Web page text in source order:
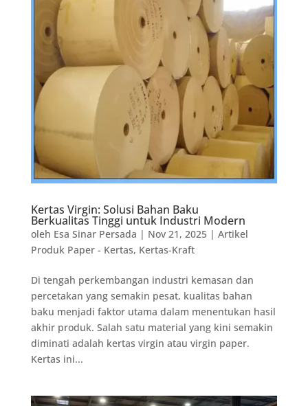
Kertas Virgin: Solusi Bahan Baku
Berkualitas Tinggi untuk Industri Modern
oleh Esa Sinar Persada | Nov 21, 2025| Artikel
Produk Paper - Kertas, Kertas-Kraft
Di tengah perkembangan industri kemasan dan
percetakan yang semakin pesat, kualitas bahan
baku menjadi faktor utama dalam menentukan hasil
akhir produk. Salah satu material yang kini semakin
diminati adalah kertas virgin atau virgin paper.
Kertas ini...